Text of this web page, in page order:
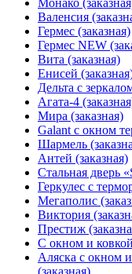
Монако
Валенсия
Гермес (заказная)
Гермес NEW
Вита (заказная)
Енисей
Дельта с
Агата-4
Мира (заказная)
Galant с окном
Шармель
Антей (заказная)
Стальная дверь
Геркулес с
Мегаполис
Виктория
Престиж
С окном и ковкой
Аляска с окном
(заказная)